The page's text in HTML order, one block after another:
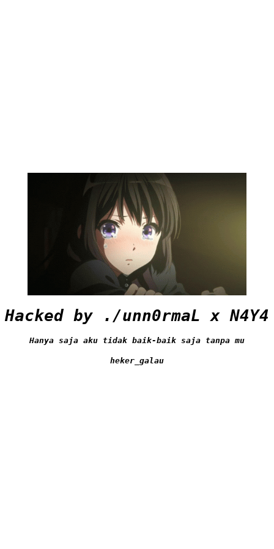
Hacked by ./unn0rmaL x N4Y4
Hanya saja aku tidak baik-baik saja tanpa mu
heker_galau